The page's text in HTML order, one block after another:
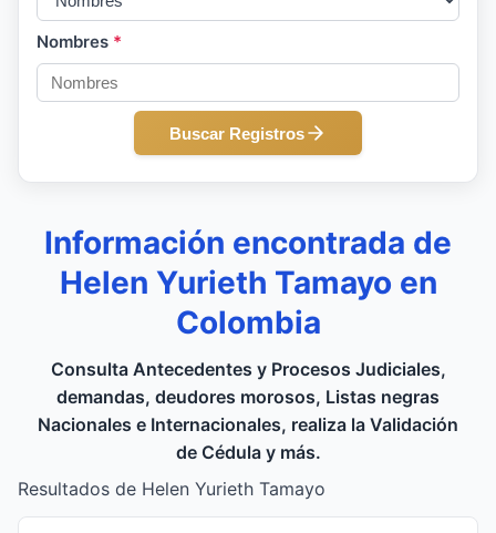
Nombres *
Buscar Registros
Información encontrada de
Helen Yurieth Tamayo en
Colombia
Consulta Antecedentes y Procesos Judiciales,
demandas, deudores morosos, Listas negras
Nacionales e Internacionales, realiza la Validación
de Cédula y más.
Resultados de Helen Yurieth Tamayo